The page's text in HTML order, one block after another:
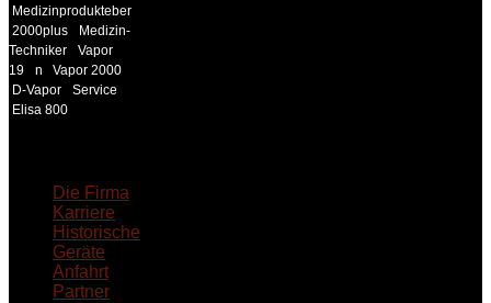
Medizinprodukteberater
2000plus
Medizin-
Techniker
Vapor
19
n
Vapor 2000
D-Vapor
Service
Elisa 800
Die Firma
Karriere
Historische
Geräte
Anfahrt
Partner